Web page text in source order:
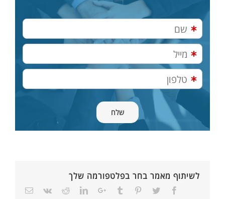
לשיתוף מאמר בחר בפלטפורמה שלך